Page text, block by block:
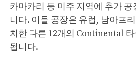
카마카리 등 미주 지역에 추가
니다. 이들 공장은 유럽, 남아프
치한 다른 12개의 Continental
됩니다.